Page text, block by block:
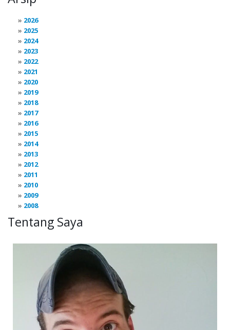
2026
2025
2024
2023
2022
2021
2020
2019
2018
2017
2016
2015
2014
2013
2012
2011
2010
2009
2008
Tentang Saya